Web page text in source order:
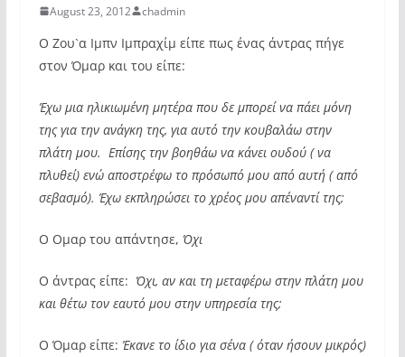
August 23, 2012 chadmin
Ο Ζου`α Ιμπν Ιμπραχίμ είπε πως ένας άντρας πήγε
στον Όμαρ και του είπε:
Έχω μια ηλικιωμένη μητέρα που δε μπορεί να πάει μόνη
της για την ανάγκη της, για αυτό την κουβαλάω στην
πλάτη μου. Επίσης την βοηθάω να κάνει ουδού ( να
πλυθεί) ενώ αποστρέφω το πρόσωπό μου από αυτή ( από
σεβασμό). Έχω εκπληρώσει το χρέος μου απέναντί της;
Ο Ομαρ του απάντησε,  Όχι
Ο άντρας είπε:  Όχι, αν και τη μεταφέρω στην πλάτη μου
και θέτω τον εαυτό μου στην υπηρεσία της;
Ο Όμαρ είπε: Έκανε το ίδιο για σένα ( όταν ήσουν μικρός)